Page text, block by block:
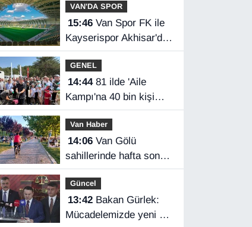
yetersizliği ciddi sorun!
VAN'DA SPOR
15:46Van Spor FK ile
Kayserispor Akhisar'da
rakip
GENEL
14:4481 ilde 'Aile
Kampı'na 40 bin kişi
katıldı
Van Haber
14:06Van Gölü
sahillerinde hafta sonu
yoğunluğu
Güncel
13:42Bakan Gürlek:
Mücadelemizde yeni bir